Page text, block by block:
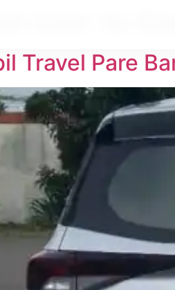
door to
Travel Pare